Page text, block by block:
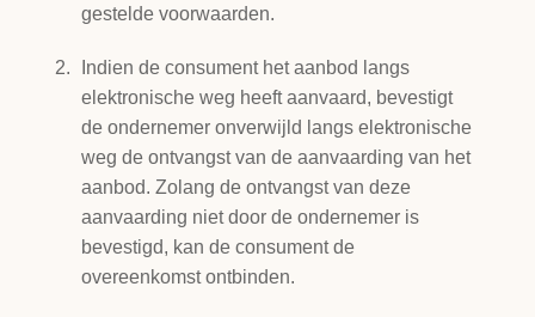
gestelde voorwaarden.
Indien de consument het aanbod langs
elektronische weg heeft aanvaard, bevestigt
de ondernemer onverwijld langs elektronische
weg de ontvangst van de aanvaarding van het
aanbod. Zolang de ontvangst van deze
aanvaarding niet door de ondernemer is
bevestigd, kan de consument de
overeenkomst ontbinden.